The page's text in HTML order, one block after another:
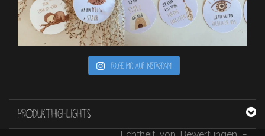
Folge mir auf Instagram
PRODUKTHIGHLIGHTS